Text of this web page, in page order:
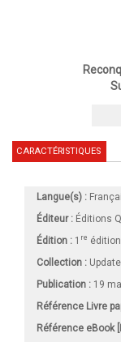
CARACTÉRISTIQUES
Langue(s) :
Éditeur : Éditions
Édition : 1 re édition
Collection :
Publication : 19
Référence Livre
Référence eBook